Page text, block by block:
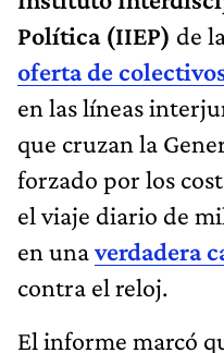
Política (IIEP) de
oferta de
en las líneas
que cruzan la
forzado por los
el viaje diario de
en unaverdadera
contra el reloj.
El informe marcó